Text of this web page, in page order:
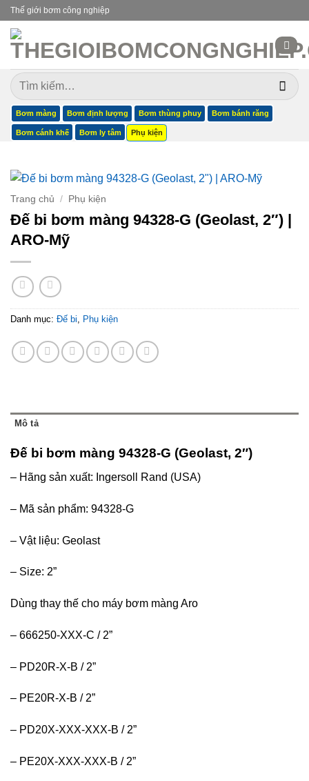
Bỏ
nội
dung
Thế giới bơm công nghiệp
Tìm
kiếm:
Bơm màng Bơm định lượng Bơm thùng phuy Bơm bánh răng
Bơm cánh khế Bơm ly tâm Phụ kiện
Trang chủ / Phụ kiện
Đế bi bơm màng 94328-G (Geolast, 2″) |
ARO-Mỹ
Danh mục: Đế bi, Phụ kiện
Mô tả
Đế bi bơm màng 94328-G (Geolast, 2″)
– Hãng sản xuất: Ingersoll Rand (USA)
– Mã sản phẩm: 94328-G
– Vật liệu: Geolast
– Size: 2”
Dùng thay thế cho máy bơm màng Aro
– 666250-XXX-C / 2”
– PD20R-X-B / 2”
– PE20R-X-B / 2”
– PD20X-XXX-XXX-B / 2”
– PE20X-XXX-XXX-B / 2”